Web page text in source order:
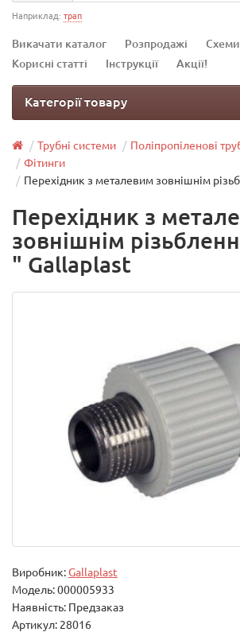
Наприклад: трап
Викачати каталог Розпродажі
Схеми
Корисні статті
Інструкції Акції!
Категорії товару
Трубні системи
Поліпропіленові
Фітинги
Перехідник з металевим зовнішнім
Перехідник з
зовнішнім
" Gallaplast
Виробник:Gallaplast
Модель:000005933
Наявність: Предзаказ
Артикул: 28016